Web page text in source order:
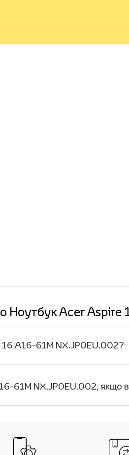
Ноутбук Acer
16 A16-61M NX.JP0EU.002?
61M NX.JP0EU.002, якщо